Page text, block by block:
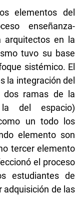
elementos del
enseñanza-
arquitectos en la
tuvo su base
sistémico. El
la integración del
dos ramas de la
del espacio)
un todo los
elemento son
tercer elemento
el proceso
estudiantes de
adquisición de las